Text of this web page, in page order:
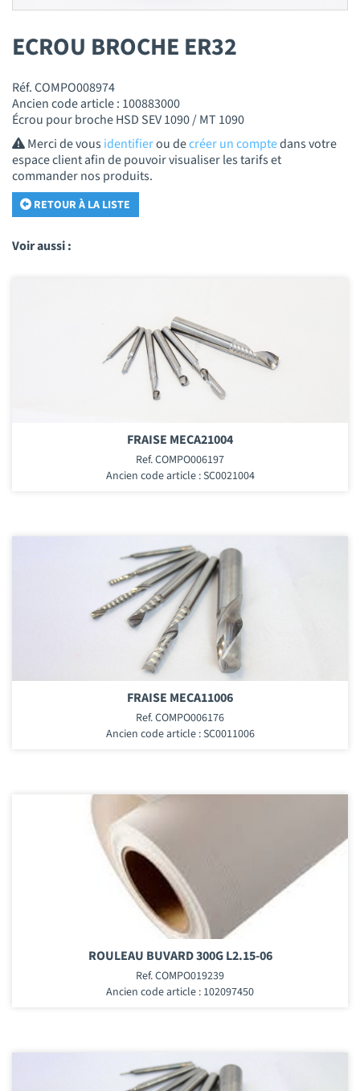
ECROU BROCHE ER32
Réf. COMPO008974
Ancien code article : 100883000
Écrou pour broche HSD SEV 1090 / MT 1090
Merci de vousidentifierou decréer un comptedans votre
espace client afin de pouvoir visualiser les tarifs et
commander nos produits.
RETOUR À LA LISTE
Voir aussi :
FRAISE MECA21004
Ref. COMPO006197
Ancien code article : SC0021004
FRAISE MECA11006
Ref. COMPO006176
Ancien code article : SC0011006
ROULEAU BUVARD 300G L2.15-06
Ref. COMPO019239
Ancien code article : 102097450